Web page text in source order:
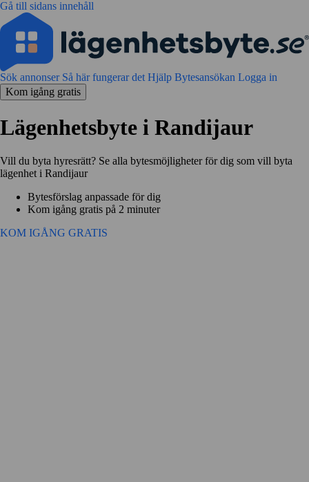
Gå till sidans innehåll
Sök annonser Så här fungerar det Hjälp Bytesansökan Logga in
Kom igång gratis
Lägenhetsbyte i Randijaur
Vill du byta hyresrätt? Se alla bytesmöjligheter för dig som vill byta
lägenhet i Randijaur
Bytesförslag anpassade för dig
Kom igång gratis på 2 minuter
KOM IGÅNG GRATIS